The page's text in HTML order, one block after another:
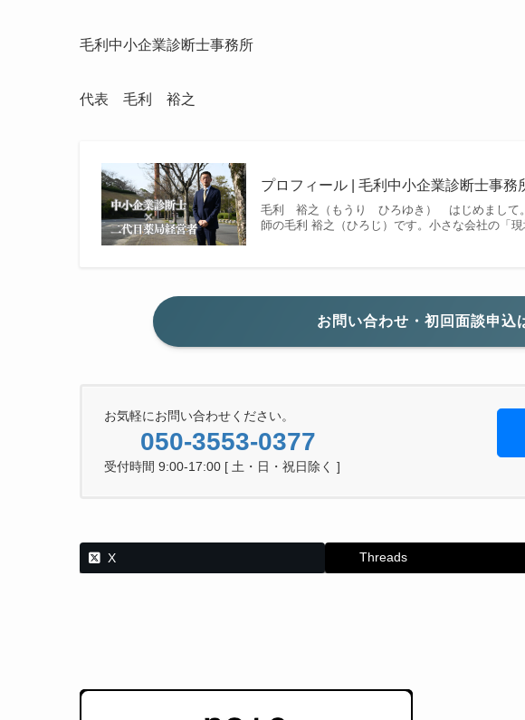
毛利中小企業診断士事務所
代表 毛利 裕之
プロフィール | 毛利中小企業診断士事務
毛利 裕之（もうり ひろゆき） はじめまして
師の毛利 裕之（ひろじ）です。小さな会社の「
お問い合わせ・初回面談申込
お気軽にお問い合わせください。
050-3553-0377
受付時間 9:00-17:00 [ 土・日・祝日除く ]
X Threads